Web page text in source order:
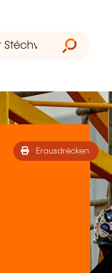
Erausdrécken